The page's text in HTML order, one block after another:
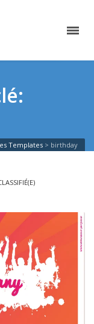
Templates > birthday